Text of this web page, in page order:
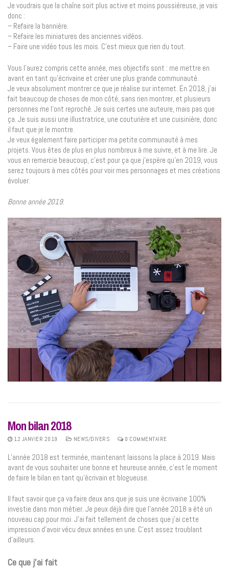
Je voudrais que la chaîne soit plus active et moins poussiéreuse, je vais
donc :
– Refaire la bannière.
– Refaire les miniatures des anciennes vidéos.
– Faire une vidéo tous les mois. C’est mieux que rien du tout.
Vous l’aurez compris cette année, mes objectifs sont : me mettre en
avant en tant qu’écrivaine et créer une plus grande communauté.
Je veux absolument montrer ce que je réalise sur internet. En 2018, j’ai
fait beaucoup de choses de mon côté, sans rien montrer, et plusieurs
personnes me l’ont reproché. Je suis certes une auteure, mais pas que
ça. Je suis aussi une illustratrice, une couturière et une cuisinière, donc
il faut que je le montre.
Je veux également faire participer ma petite communauté à mes
projets. Vous êtes de plus en plus nombreux à me suivre, et à me lire. Je
vous en remercie beaucoup, c’est pour ça que j’espère qu’en 2019, vous
serez toujours à mes côtés pour voir mes personnages et mes créations
évoluer.
Bonne année 2019.
Mon bilan 2018
12 JANVIER 2019 NEWS/DIVERS 0 COMMENTAIRE
L’année 2018 est terminée, maintenant laissons la place à 2019. Mais
avant de vous souhaiter une bonne et heureuse année, c’est le moment
de faire le bilan en tant qu’écrivain et blogueuse.
Il faut savoir que ça va faire deux ans que je suis une écrivaine 100%
investie dans mon métier. Je peux déjà dire que l’année 2018 a été un
nouveau cap pour moi. J’ai fait tellement de choses que j’ai cette
impression d’avoir vécu deux années en une. C’est assez troublant
d’ailleurs.
Ce que j’ai fait